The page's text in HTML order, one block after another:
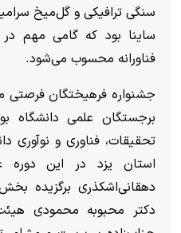
سنگی ترافیکی و گل‌میخ
ساینا بود که گامی مهم
فناورانه محسوب می‌شود.
جشنواره فرهیختگان فرصتی
برجستگان علمی دانشگاه
تحقیقات، فناوری و نوآوری
استان یزد در این دوره
دهقانی‌اشکذری برگزیده
دکتر محبوبه محمودی